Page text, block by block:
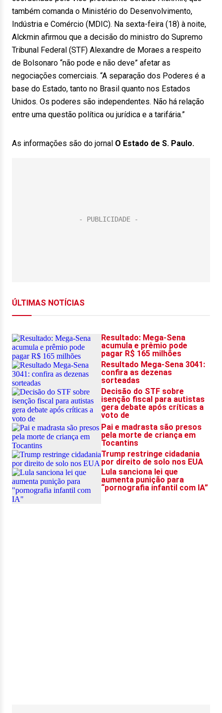
também comanda o Ministério do Desenvolvimento,
Indústria e Comércio (MDIC). Na sexta-feira (18) à noite,
Alckmin afirmou que a decisão do ministro do Supremo
Tribunal Federal (STF) Alexandre de Moraes a respeito
de Bolsonaro “não pode e não deve” afetar as
negociações comerciais. “A separação dos Poderes é a
base do Estado, tanto no Brasil quanto nos Estados
Unidos. Os poderes são independentes. Não há relação
entre uma questão política ou jurídica e a tarifária.”
As informações são do jornal O Estado de S. Paulo.